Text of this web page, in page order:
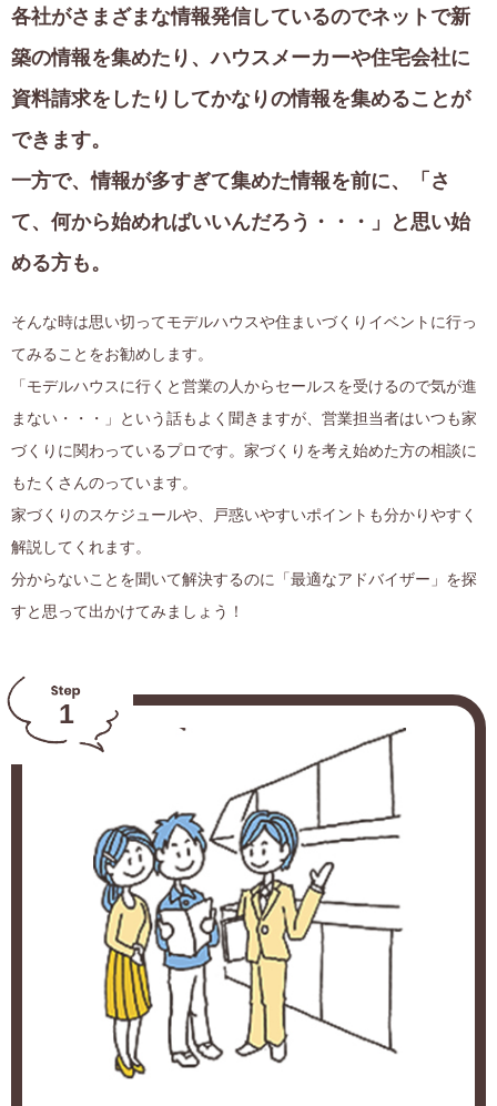
各社がさまざまな情報発信しているのでネットで新
築の情報を集めたり、ハウスメーカーや住宅会社に
資料請求をしたりしてかなりの情報を集めることが
できます。
一方で、情報が多すぎて集めた情報を前に、
「さ
て、何から始めればいいんだろう・・・」と思い始
める方も。
そんな時は思い切ってモデルハウスや住まいづくりイベントに行っ
てみることをお勧めします。
「モデルハウスに行くと営業の人からセールスを受けるので気が進
まない・・・」という話もよく聞きますが、 営業担当者はいつも家
づくりに関わっているプロです。家づくりを考え始めた方の相談に
もたくさんのっています。
家づくりのスケジュールや、戸惑いやすいポイントも分かりやすく
解説してくれます。
分からないことを聞いて解決するのに「最適なアドバイザー」を探
すと思って出かけてみましょう！
1